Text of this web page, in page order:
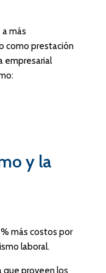
más
como prestación
empresarial
y la
más costos por
laboral.